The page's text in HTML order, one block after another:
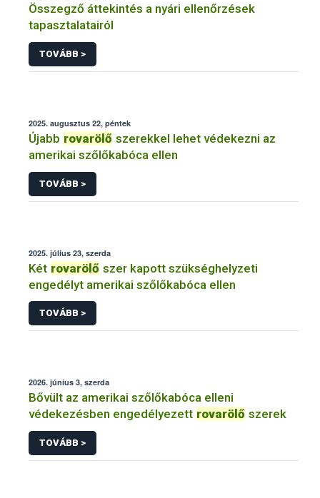
Összegző áttekintés a nyári ellenőrzések
tapasztalatairól
TOVÁBB >
2025. augusztus 22, péntek
Újabb rovarölő szerekkel lehet védekezni az
amerikai szőlőkabóca ellen
TOVÁBB >
2025. július 23, szerda
Két rovarölő szer kapott szükséghelyzeti
engedélyt amerikai szőlőkabóca ellen
TOVÁBB >
2026. június 3, szerda
Bővült az amerikai szőlőkabóca elleni
védekezésben engedélyezett rovarölő szerek
TOVÁBB >